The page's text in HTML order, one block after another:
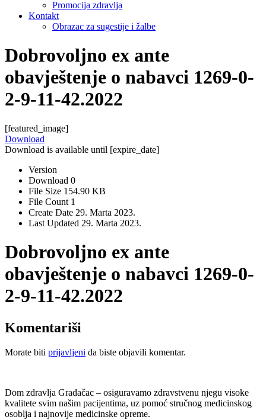
Promocija zdravlja
Kontakt
Obrazac za sugestije i žalbe
Dobrovoljno ex ante
obavještenje o nabavci 1269-0-
2-9-11-42.2022
[featured_image]
Download
Download is available until [expire_date]
Version
Download 0
File Size 154.90 KB
File Count 1
Create Date 29. Marta 2023.
Last Updated 29. Marta 2023.
Dobrovoljno ex ante
obavještenje o nabavci 1269-0-
2-9-11-42.2022
Komentariši
Morate biti prijavljeni da biste objavili komentar.
Dom zdravlja Gradačac – osiguravamo zdravstvenu njegu visoke
kvalitete svim našim pacijentima, uz pomoć stručnog medicinskog
osoblja i najnovije medicinske opreme.